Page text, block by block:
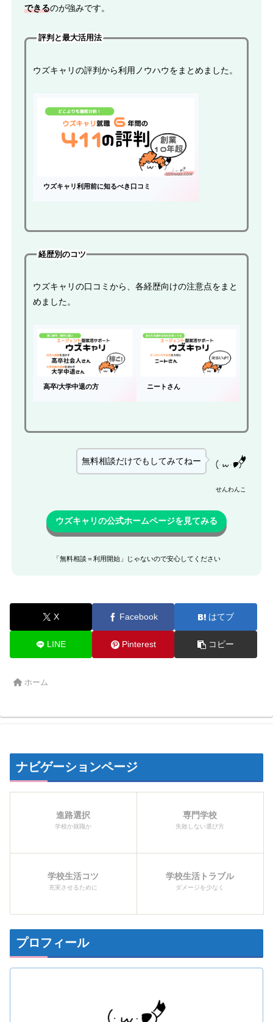
できるのが強みです。
評判と最大活用法
ウズキャリの評判から利用ノウハウをまとめました。
ウズキャリ利用前に知るべき口コミ
経歴別のコツ
ウズキャリの口コミから、各経歴向けの注意点をまと
めました。
高卒/大学中退の方 ニートさん
せんわんこ
無料相談だけでもしてみてねー
ウズキャリの公式ホームページを見てみる
「無料相談＝利用開始」じゃないので安心してください
X Facebook はてブ
LINE Pinterest コピー
ホーム
ナビゲーションページ
進路選択
学校か就職か
専門学校
失敗しない選び方
学校生活コツ
充実させるために
学校生活トラブル
ダメージを少なく
プロフィール